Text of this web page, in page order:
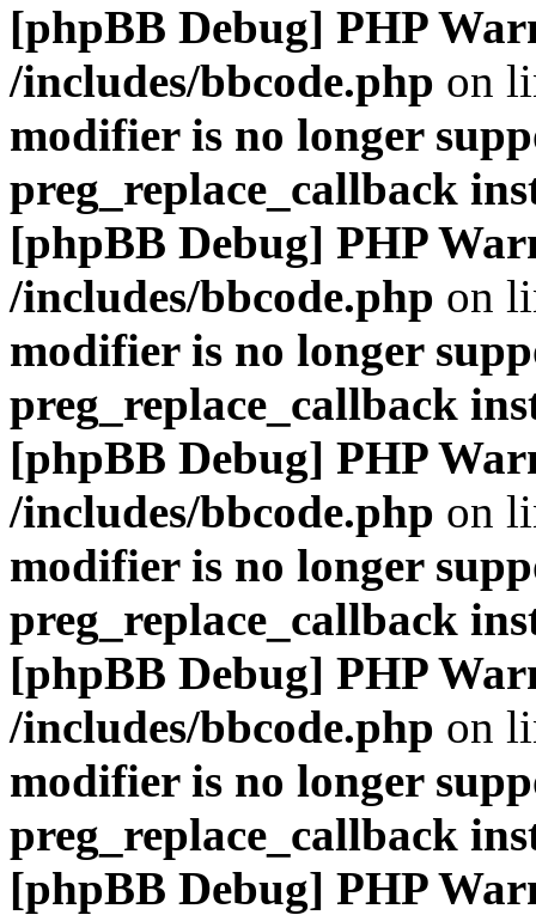
[phpBB Debug] PHP
/includes/bbcode.php on
modifier is no longer
preg_replace_callback
[phpBB Debug] PHP
/includes/bbcode.php on
modifier is no longer
preg_replace_callback
[phpBB Debug] PHP
/includes/bbcode.php on
modifier is no longer
preg_replace_callback
[phpBB Debug] PHP
/includes/bbcode.php on
modifier is no longer
preg_replace_callback
[phpBB Debug] PHP